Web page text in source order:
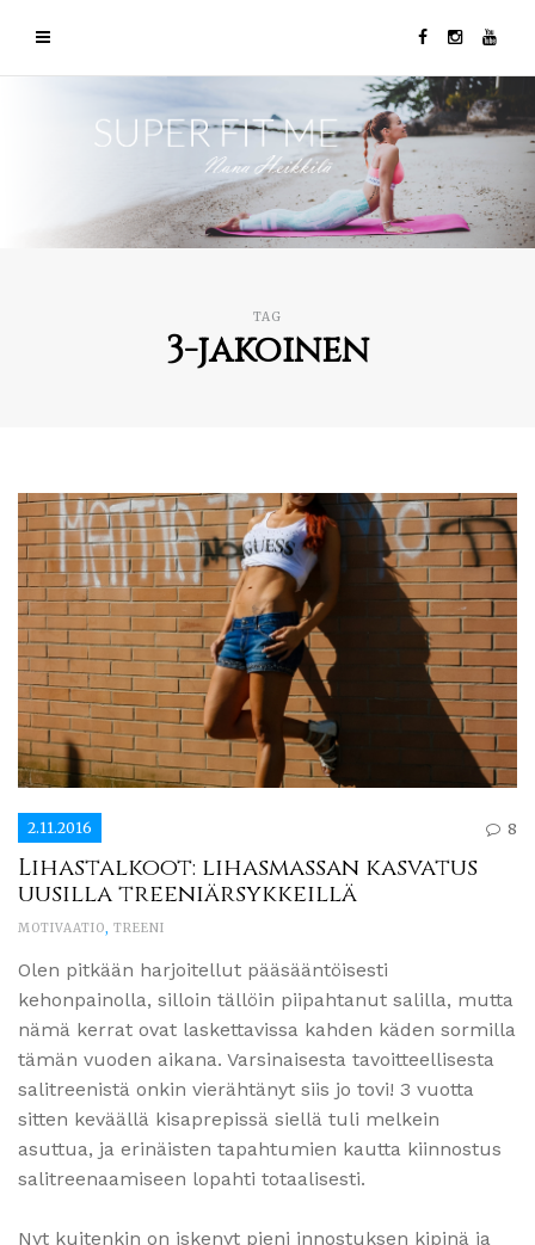
TAG
3-jakoinen
2.11.2016 8
Lihastalkoot: lihasmassan kasvatus
uusilla treeniärsykkeillä
MOTIVAATIO, TREENI
Olen pitkään harjoitellut pääsääntöisesti
kehonpainolla, silloin tällöin piipahtanut salilla, mutta
nämä kerrat ovat laskettavissa kahden käden sormilla
tämän vuoden aikana. Varsinaisesta tavoitteellisesta
salitreenistä onkin vierähtänyt siis jo tovi! 3 vuotta
sitten keväällä kisaprepissä siellä tuli melkein
asuttua, ja erinäisten tapahtumien kautta kiinnostus
salitreenaamiseen lopahti totaalisesti.
Nyt kuitenkin on iskenyt pieni innostuksen kipinä ja